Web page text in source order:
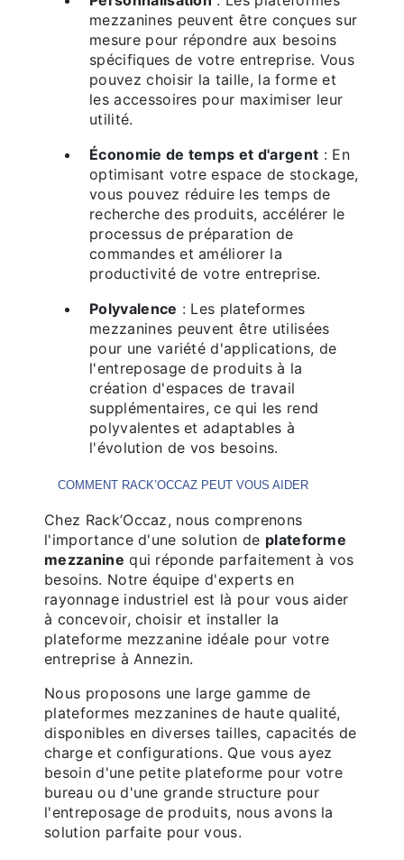
mezzanines peuvent être conçues sur
mesure pour répondre aux besoins
spécifiques de votre entreprise. Vous
pouvez choisir la taille, la forme et
les accessoires pour maximiser leur
utilité.
Économie de temps et d'argent : En
optimisant votre espace de stockage,
vous pouvez réduire les temps de
recherche des produits, accélérer le
processus de préparation de
commandes et améliorer la
productivité de votre entreprise.
Polyvalence : Les plateformes
mezzanines peuvent être utilisées
pour une variété d'applications, de
l'entreposage de produits à la
création d'espaces de travail
supplémentaires, ce qui les rend
polyvalentes et adaptables à
l'évolution de vos besoins.
COMMENT RACK’OCCAZ PEUT VOUS AIDER
Chez Rack’Occaz, nous comprenons
l'importance d'une solution de plateforme
mezzanine qui réponde parfaitement à vos
besoins. Notre équipe d'experts en
rayonnage industriel est là pour vous aider
à concevoir, choisir et installer la
plateforme mezzanine idéale pour votre
entreprise à Annezin.
Nous proposons une large gamme de
plateformes mezzanines de haute qualité,
disponibles en diverses tailles, capacités de
charge et configurations. Que vous ayez
besoin d'une petite plateforme pour votre
bureau ou d'une grande structure pour
l'entreposage de produits, nous avons la
solution parfaite pour vous.